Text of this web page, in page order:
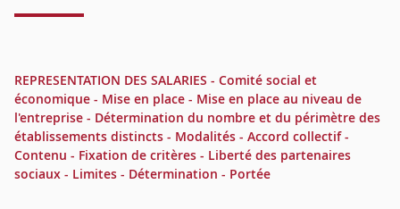
REPRESENTATION DES SALARIES - Comité social et
économique - Mise en place - Mise en place au niveau de
l'entreprise - Détermination du nombre et du périmètre des
établissements distincts - Modalités - Accord collectif -
Contenu - Fixation de critères - Liberté des partenaires
sociaux - Limites - Détermination - Portée